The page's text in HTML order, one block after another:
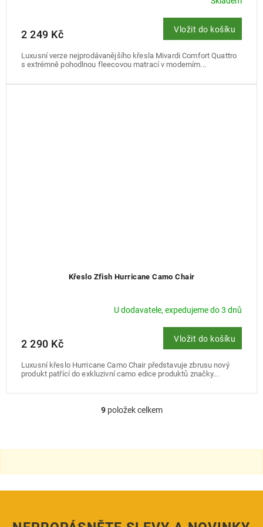
2 249 Kč Vložit do košíku
Luxusní verze nejprodávanějšího křesla Mivardi Comfort Quattro
s extrémně pohodlnou fleecovou matrací v moderním...
Křeslo Zfish Hurricane Camo Chair
U dodavatele, expedujeme do 3 dnů
2 290 Kč Vložit do košíku
Luxusní křeslo Hurricane Camo Chair představuje zbrusu nový
produkt patřící do exkluzivní camo edice produktů značky...
O
á
a
í
9položek celkem